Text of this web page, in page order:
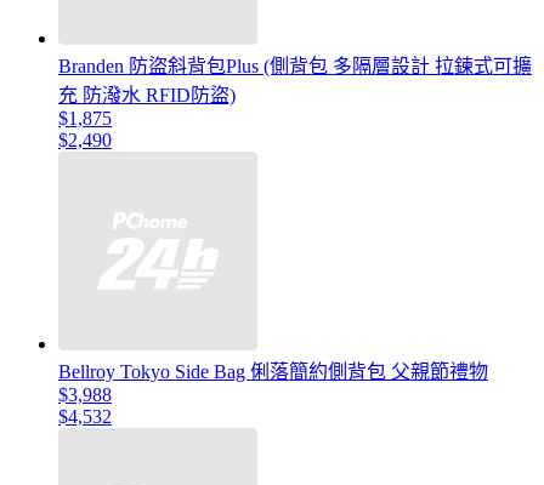
Branden 防盜斜背包Plus (側背包 多隔層設計 拉鍊式可擴
充 防潑水 RFID防盜)
$1,875
$2,490
Bellroy Tokyo Side Bag 俐落簡約側背包 父親節禮物
$3,988
$4,532